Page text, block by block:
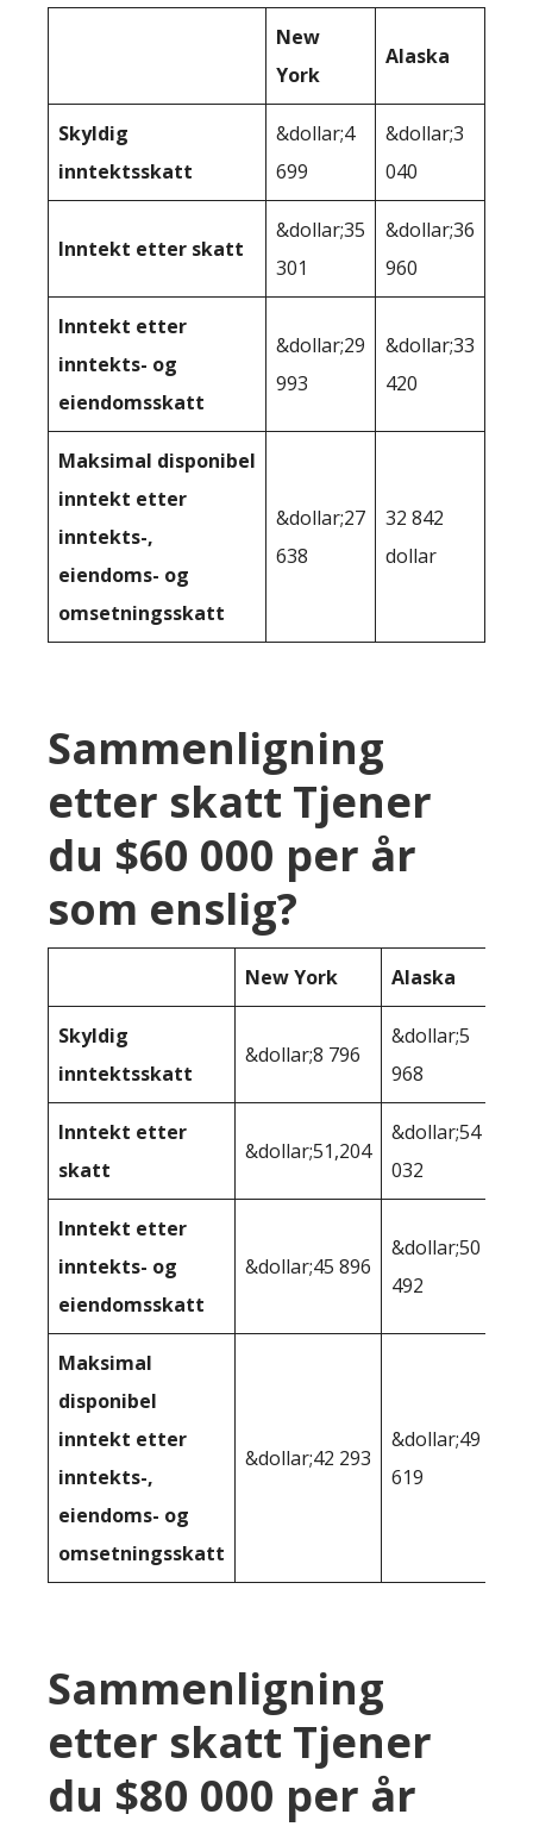
New
York
Alaska
Skyldig
inntektsskatt
&dollar;4
699
&dollar;3
040
Inntekt etter skatt
&dollar;35
301
&dollar;36
960
Inntekt etter
inntekts- og
eiendomsskatt
&dollar;29
993
&dollar;33
420
Maksimal disponibel
inntekt etter
inntekts-,
eiendoms- og
omsetningsskatt
&dollar;27
638
32 842
dollar
Sammenligning
etter skatt Tjener
du $60 000 per år
som enslig?
New York Alaska
Skyldig
inntektsskatt
&dollar;8 796
&dollar;5
968
Inntekt etter
skatt
&dollar;51,204
&dollar;54
032
Inntekt etter
inntekts- og
eiendomsskatt
&dollar;45 896
&dollar;50
492
Maksimal
disponibel
inntekt etter
inntekts-,
eiendoms- og
omsetningsskatt
&dollar;42 293
&dollar;49
619
Sammenligning
etter skatt Tjener
du $80 000 per år